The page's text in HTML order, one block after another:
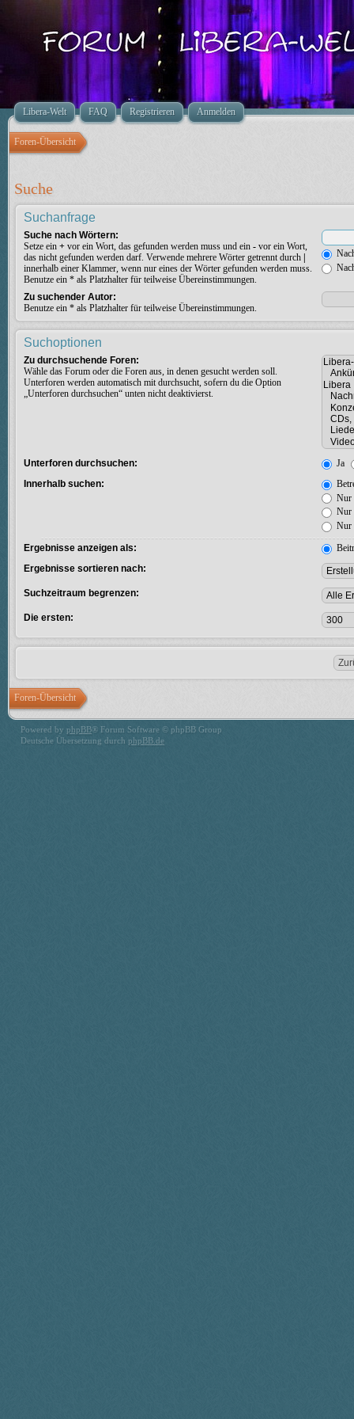
Libera-Welt FAQ Registrieren Anmelden
Foren-Übersicht
Suche
Suchanfrage
Suche nach Wörtern:
Setze ein + vor ein Wort, das gefunden werden muss und ein - vor ein Wort,
das nicht gefunden werden darf. Verwende mehrere Wörter getrennt durch
innerhalb einer Klammer, wenn nur eines der Wörter gefunden werden muss.
Benutze ein * als Platzhalter für teilweise Übereinstimmungen.
Zu suchender Autor:
Benutze ein * als Platzhalter für teilweise Übereinstimmungen.
Suchoptionen
Zu durchsuchende Foren:
Wähle das Forum oder die Foren aus, in denen gesucht werden soll.
Unterforen werden automatisch mit durchsucht, sofern du die Option
„Unterforen durchsuchen“ unten nicht deaktivierst.
Unterforen durchsuchen:
Ja
Innerhalb suchen:
Nur
Nur
Nur
Ergebnisse anzeigen als:
Ergebnisse sortieren nach:
Suchzeitraum begrenzen:
Die ersten:
Foren-Übersicht
Powered by phpBB® Forum Software © phpBB Group
Deutsche Übersetzung durch phpBB.de